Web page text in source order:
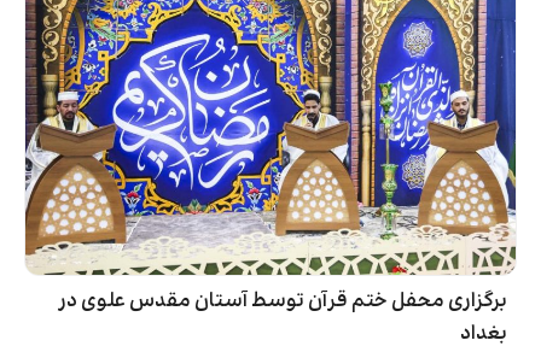
برگزاری محفل ختم قرآن توسط آستان مقدس علوی در
بغداد